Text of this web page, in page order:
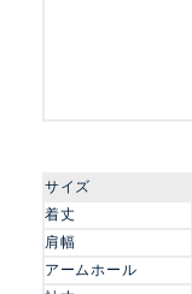
サイズ
着丈
肩幅
アームホール